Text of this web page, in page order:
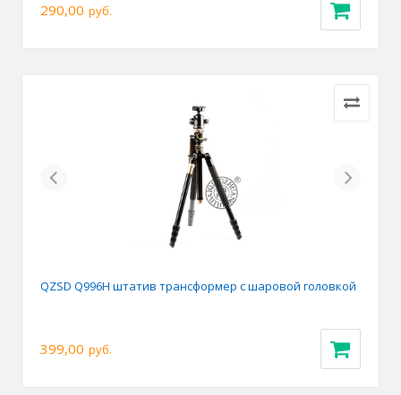
290,00 руб.
Previous Next
QZSD Q996H штатив трансформер с шаровой головкой
399,00 руб.